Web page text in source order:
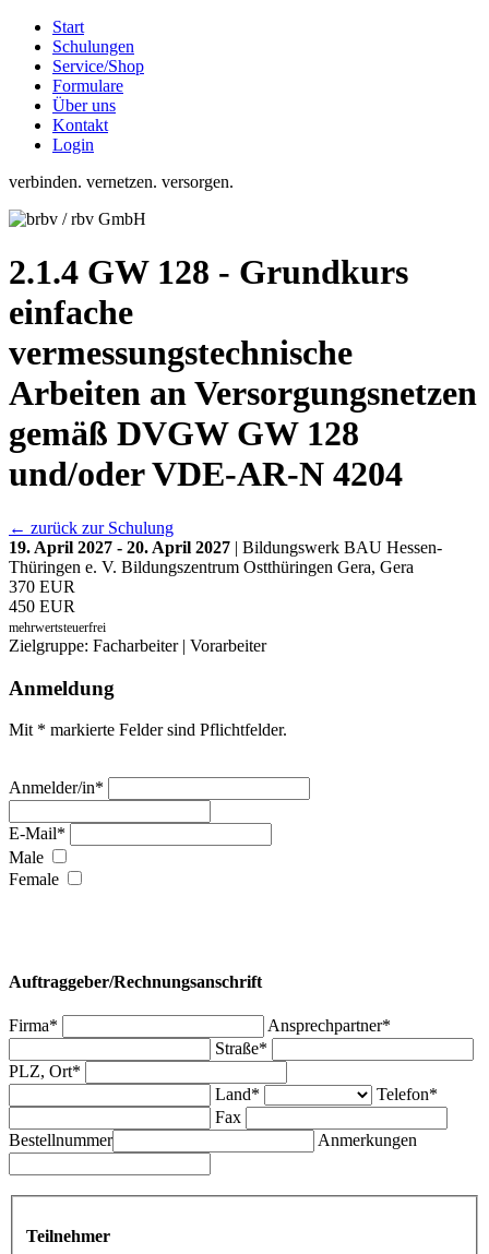
Start
Schulungen
Service/Shop
Formulare
Über uns
Kontakt
Login
verbinden. vernetzen. versorgen.
2.1.4 GW 128 - Grundkurs
einfache
vermessungstechnische
Arbeiten an Versorgungsnetzen
gemäß DVGW GW 128
und/oder VDE-AR-N 4204
← zurück zur Schulung
19. April 2027 - 20. April 2027 | Bildungswerk BAU Hessen-
Thüringen e. V. Bildungszentrum Ostthüringen Gera, Gera
370 EUR
450 EUR
mehrwertsteuerfrei
Zielgruppe: Facharbeiter | Vorarbeiter
Anmeldung
Mit * markierte Felder sind Pflichtfelder.
Anmelder/in*
E-Mail*
Male
Female
Auftraggeber/Rechnungsanschrift
Firma*
Ansprechpartner*
Straße*
PLZ, Ort*
Land*
Telefon*
Fax
Bestellnummer
Anmerkungen
Teilnehmer